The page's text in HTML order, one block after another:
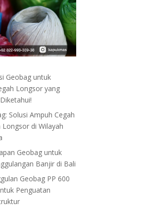
Geobag untuk
Longsor yang
Solusi Ampuh Cegah
Longsor di Wilayah
Geobag untuk
Banjir di Bali
Geobag PP 600
Penguatan